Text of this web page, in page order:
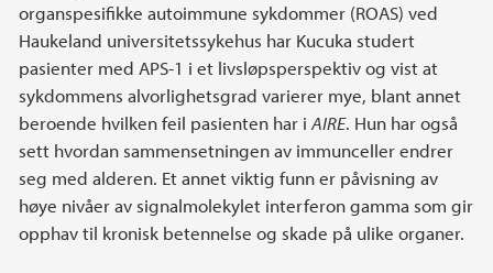
organspesifikke autoimmune sykdommer (ROAS) ved
Haukeland universitetssykehus har Kucuka studert
pasienter med APS-1 i et livsløpsperspektiv og vist at
sykdommens alvorlighetsgrad varierer mye, blant annet
beroende hvilken feil pasienten har i AIRE. Hun har også
sett hvordan sammensetningen av immunceller endrer
seg med alderen. Et annet viktig funn er påvisning av
høye nivåer av signalmolekylet interferon gamma som gir
opphav til kronisk betennelse og skade på ulike organer.